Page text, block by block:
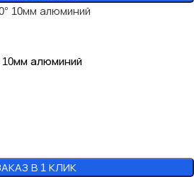
10мм алюминий
В 1 КЛИК